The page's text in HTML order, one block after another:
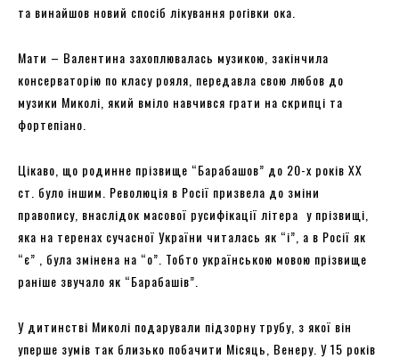
та винайшов новий спосіб лікування рогівки ока.
Мати – Валентина захоплювалась музикою, закінчила
консерваторію по класу рояля, передавла свою любов до
музики Миколі, який вміло навчився грати на скрипці та
фортепіано.
Цікаво, що родинне прізвище “Барабашов” до 20-х років XX
ст. було іншим. Революція в Росії призвела до зміни
правопису, внаслідок масової русифікації літера ѣ у прізвищі,
яка на теренах сучасної України читалась як “і”, а в Росії як
“є” , була змінена на “о”. Тобто українською мовою прізвище
раніше звучало як “Барабашів”.
У дитинстві Миколі подарували підзорну трубу, з якої він
уперше зумів так близько побачити Місяць, Венеру. У 15 років